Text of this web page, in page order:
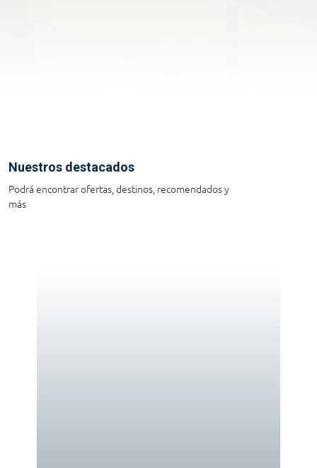
Nuestros destacados
Podrá encontrar ofertas, destinos, recomendados y
más